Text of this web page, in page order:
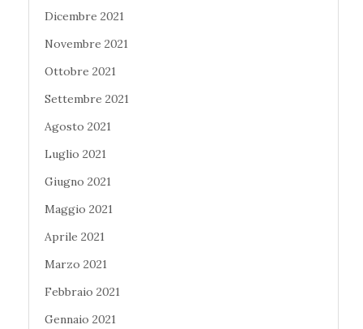
Dicembre 2021
Novembre 2021
Ottobre 2021
Settembre 2021
Agosto 2021
Luglio 2021
Giugno 2021
Maggio 2021
Aprile 2021
Marzo 2021
Febbraio 2021
Gennaio 2021